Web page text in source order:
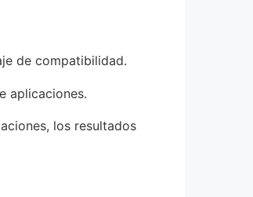
de compatibilidad.
aplicaciones.
los resultados